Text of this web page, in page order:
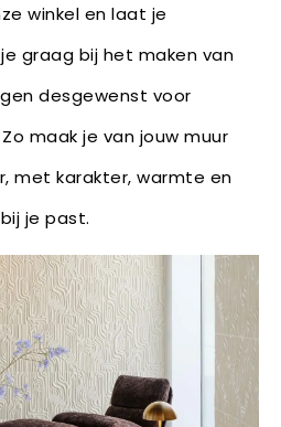
winkel en laat je
graag bij het maken van
desgewenst voor
maak je van jouw muur
met karakter, warmte en
je past.